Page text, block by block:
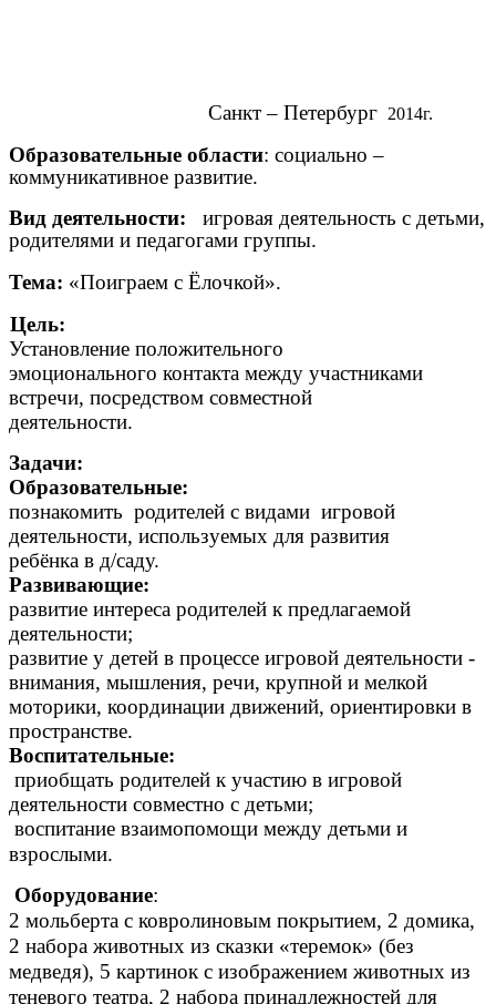
Санкт – Петербург 2014г.
Образовательные области: социально –
коммуникативное развитие.
Вид деятельности:
игровая деятельность с детьми,
родителями и педагогами группы.
Тема: «Поиграем с Ёлочкой».
Цель:
Установление положительного
эмоционального контакта между участниками
встречи, посредством совместной
деятельности.
Задачи:
Образовательные:
познакомить родителей с видами игровой
деятельности, используемых для развития
ребёнка в д/саду.
Развивающие:
развитие интереса родителей к предлагаемой
деятельности;
развитие у детей в процессе игровой деятельности -
внимания, мышления, речи, крупной и мелкой
моторики, координации движений, ориентировки в
пространстве.
Воспитательные:
приобщать родителей к участию в игровой
деятельности совместно с детьми;
воспитание взаимопомощи между детьми и
взрослыми.
Оборудование:
2 мольберта с ковролиновым покрытием, 2 домика,
2 набора животных из сказки «теремок» (без
медведя), 5 картинок с изображением животных из
теневого театра, 2 набора принадлежностей для